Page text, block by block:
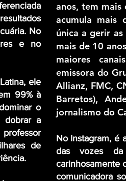
No
e no
ele
99% à
o
dobrar a
de
anos, tem mais
acumula mais
única a gerir
mais de 10
maiores
emissora do
Allianz, FMC,
Barretos),
jornalismo do
No Instagram, é
das vozes da
carinhosamente
comunicadora